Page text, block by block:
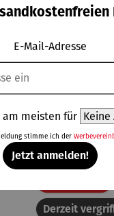
aus der Kategorie
Derzeit
E-Mail-Adresse
meisten für
stimme ich der
Jetzt anmelden!